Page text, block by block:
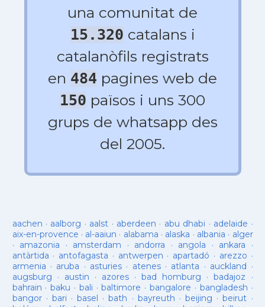
una comunitat de
15.320 catalans i
catalanòfils registrats
en 484 pagines web de
150 països i uns 300
grups de whatsapp des
del 2005.
aachen · aalborg · aalst · aberdeen · abu dhabi · adelaide ·
aix-en-provence · al-aaiun · alabama · alaska · albania · alger
· amazonia · amsterdam · andorra · angola · ankara ·
antàrtida · antofagasta · antwerpen · apartadó · arezzo ·
armenia · aruba · asturies· atenes· atlanta · auckland ·
augsburg · austin · azores·bad homburg ·badajoz ·
bahrain ·baku · bali ·baltimore ·bangalore · bangladesh ·
bangor· bari ·basel ·bath · bayreuth ·beijing ·beirut ·